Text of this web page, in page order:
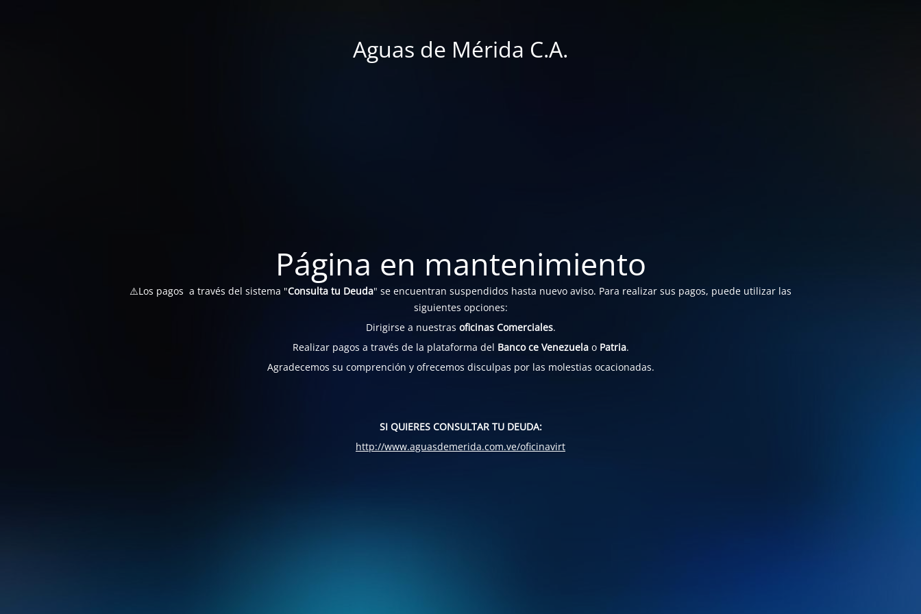
Aguas de Mérida C.A.
Página en mantenimiento
⚠️Los pagos a través del sistema "Consulta tu Deuda" se encuentran suspendidos hasta nuevo aviso. Para realizar sus pagos, puede utilizar las
siguientes opciones:
Dirigirse a nuestras oficinas Comerciales.
Realizar pagos a través de la plataforma del Banco ce Venezuelao Patria.
Agradecemos su comprención y ofrecemos disculpas por las molestias ocacionadas.
SI QUIERES CONSULTAR TU DEUDA:
http://www.aguasdemerida.com.ve/oficinavirt